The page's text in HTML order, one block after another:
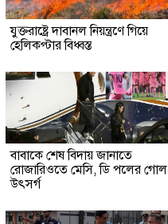
যুক্তরাষ্ট্রে দাবানল নিয়ন্ত্রণে গিয়ে
হেলিকপ্টার বিধ্বস্ত
বাবাকে শেষ বিদায় জানাতে
রোজারিওতে মেসি, ডি পলের গোল
উৎসর্গ